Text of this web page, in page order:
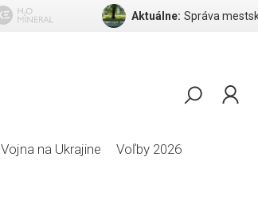
Aktuálne:
Vojna na Ukrajine
Voľby 2026
U2 - I Still Haven't Found